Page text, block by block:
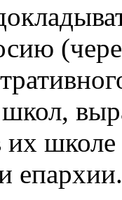
школ,
их
епархии.